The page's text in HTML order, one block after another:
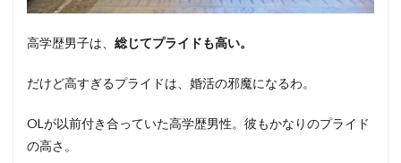
高学歴男子は、 総じてプライドも高い。
だけど高すぎるプライドは、婚活の邪魔になるわ。
OLが以前付き合っていた高学歴男性。彼もかなりのプライド
の高さ。